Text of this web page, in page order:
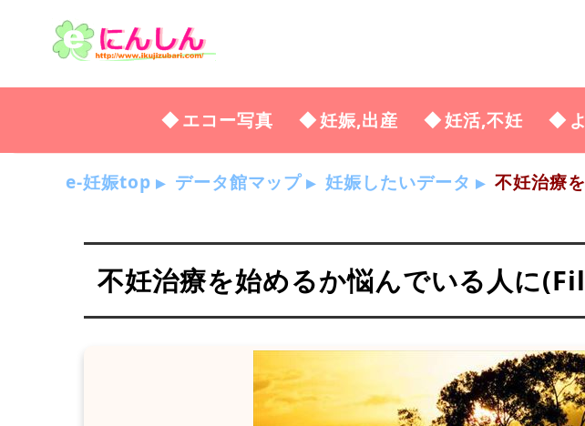
エコー写真 妊娠,出産 妊活,不妊
e-妊娠top データ館マップ 妊娠したいデータ 不妊治療
不妊治療を始めるか悩んでいる人に